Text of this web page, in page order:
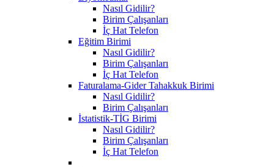
Nasıl Gidilir?
Birim Çalışanları
İç Hat Telefon
Eğitim Birimi
Nasıl Gidilir?
Birim Çalışanları
İç Hat Telefon
Faturalama-Gider Tahakkuk Birimi
Nasıl Gidilir?
Birim Çalışanları
İstatistik-TİG Birimi
Nasıl Gidilir?
Birim Çalışanları
İç Hat Telefon